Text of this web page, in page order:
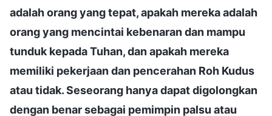
adalah orang yang tepat, apakah mereka adalah
orang yang mencintai kebenaran dan mampu
tunduk kepada Tuhan, dan apakah mereka
memiliki pekerjaan dan pencerahan Roh Kudus
atau tidak. Seseorang hanya dapat digolongkan
dengan benar sebagai pemimpin palsu atau